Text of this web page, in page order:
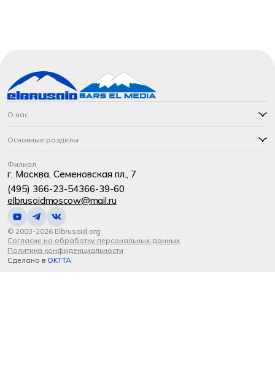
О нас
Основные разделы
Филиал
г. Москва, Семеновская пл., 7
(495) 366-23-54366-39-60
elbrusoidmoscow@mail.ru
© 2003-2026 Elbrusoid.org
Согласие на обработку персональных данных
Политика конфиденциальности
Сделано в OKTTA